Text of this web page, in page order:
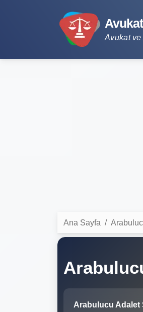
Avukat
Ana Sayfa
Arabulucu Adalet